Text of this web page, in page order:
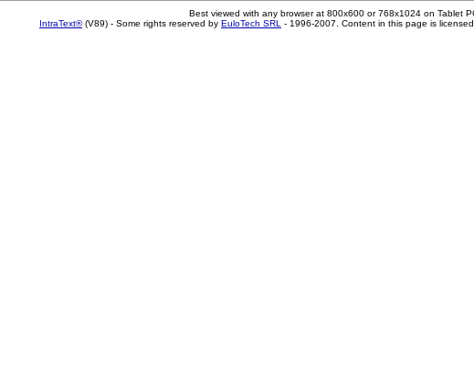
Best viewed with any browser at 800x600 or 768x1024 on Tablet
IntraText®(V89) - Some rights reserved by EuloTech SRL - 1996-2007. Content in this page is